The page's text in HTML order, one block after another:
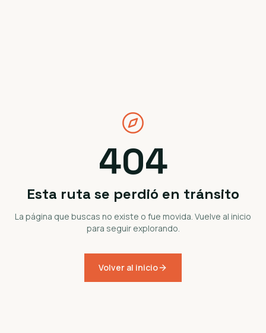
404
Esta ruta se perdió en tránsito
La página que buscas no existe o fue movida. Vuelve al inicio
para seguir explorando.
Volver al inicio